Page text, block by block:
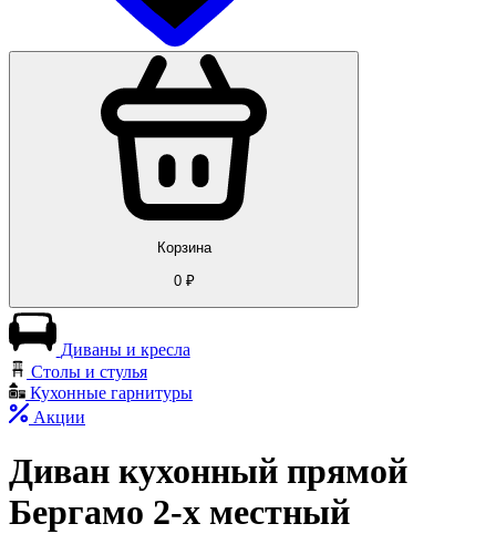
Корзина
0₽
Диваны и кресла
Столы и стулья
Кухонные гарнитуры
Акции
Диван кухонный прямой
Бергамо 2-х местный